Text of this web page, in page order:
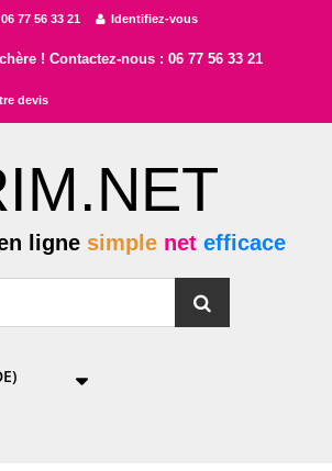
77 56 33 21 Identifiez-vous
! Contactez-nous : 06 77 56 33 21
devis
ligne simple net efficace